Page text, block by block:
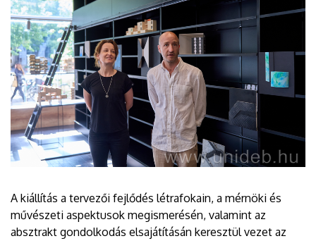
A kiállítás a tervezői fejlődés létrafokain, a mérnöki és
művészeti aspektusok megismerésén, valamint az
absztrakt gondolkodás elsajátításán keresztül vezet az